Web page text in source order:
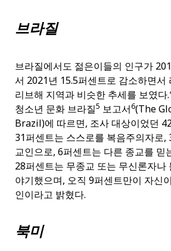
브라질
브라질에서도 젊은이들의 인구가
서 2021년 15.5퍼센트로 감소하면서
리브해 지역과 비슷한 추세를 보였다.
청소년 문화 브라질5 보고서6(The
Brazil)에 따르면, 조사 대상이었던
31퍼센트는 스스로를 복음주의자로,
교인으로, 6퍼센트는 다른 종교를 믿
28퍼센트는 무종교 또는 무신론자나
야기했으며, 오직 9퍼센트만이 자신
인이라고 밝혔다.
북미